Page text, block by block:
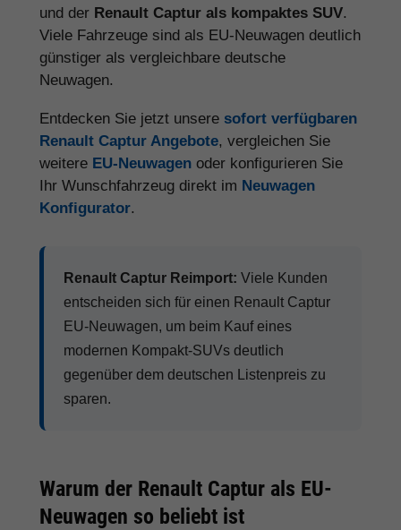
und der Renault Captur als kompaktes SUV.
Viele Fahrzeuge sind als EU-Neuwagen deutlich
günstiger als vergleichbare deutsche
Neuwagen.
Entdecken Sie jetzt unsere sofort verfügbaren
Renault Captur Angebote, vergleichen Sie
weitere EU-Neuwagen oder konfigurieren Sie
Ihr Wunschfahrzeug direkt im Neuwagen
Konfigurator.
Renault Captur Reimport: Viele Kunden
entscheiden sich für einen Renault Captur
EU-Neuwagen, um beim Kauf eines
modernen Kompakt-SUVs deutlich
gegenüber dem deutschen Listenpreis zu
sparen.
Warum der Renault Captur als EU-
Neuwagen so beliebt ist